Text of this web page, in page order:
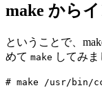
make から
ということで、
めて make してみま
# make /usr/bin/